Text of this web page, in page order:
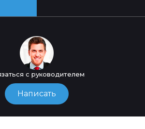
с руководителем
Написать